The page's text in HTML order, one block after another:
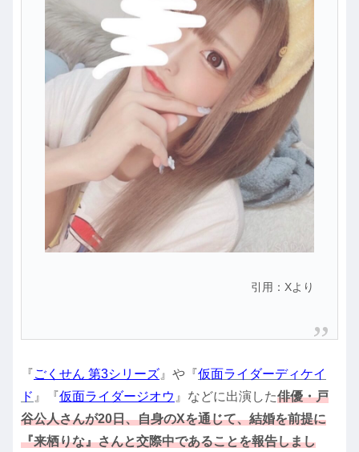
引用：Xより
『ごくせん 第3シリーズ 』や『仮面ライダーディケイ
ド 』『仮面ライダージオウ 』などに出演した俳優・戸
谷公人さんが20日、自身のXを通じて、結婚を前提に
『来栖りな』さんと交際中であることを報告しまし